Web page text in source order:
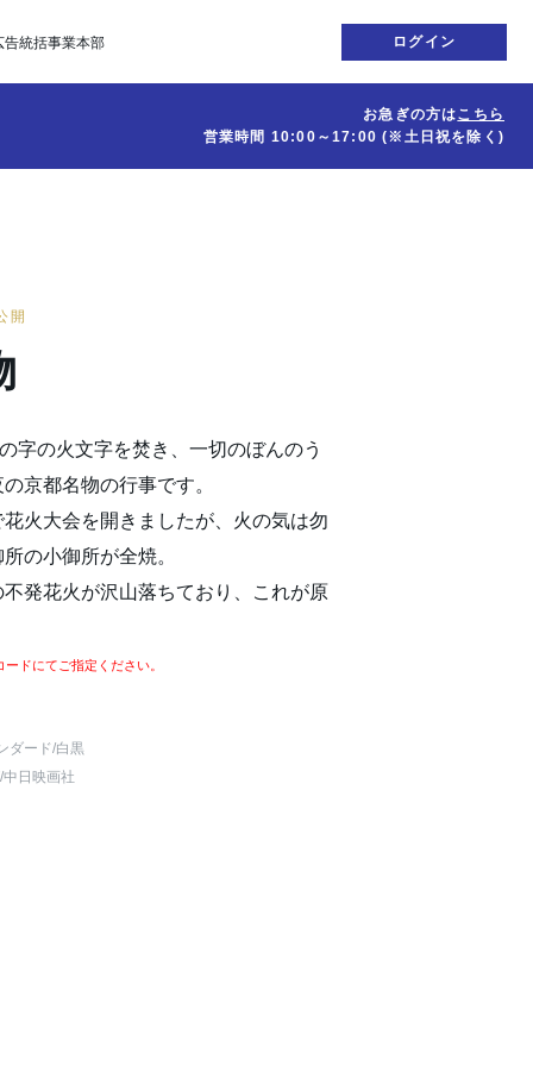
告統括事業本部 ログイン
お急ぎの方はこちら
営業時間 10:00～17:00(※土日祝を除く)
開
字の火文字を焚き、一切のぼんのう
京都名物の行事です。
火大会を開きましたが、火の気は勿
の小御所が全焼。
発花火が沢山落ちており、これが原
ドにてご指定ください。
ダード/白黒
日映画社